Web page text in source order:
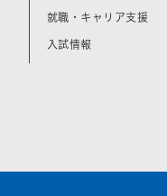
就職・キャリア支援
入試情報